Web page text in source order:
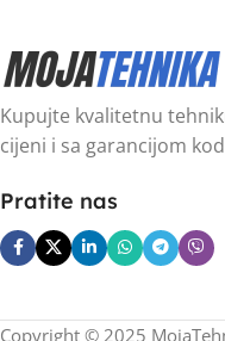
Kupujte kvalitetnu
cijeni i sa garancijom
Pratite nas
Copyright © 2025